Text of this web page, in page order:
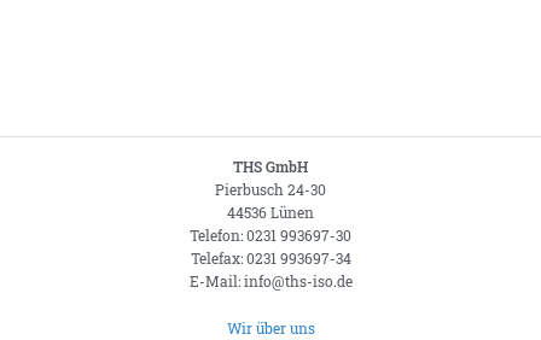
THS GmbH
Pierbusch 24-30
44536 Lünen
Telefon: 0231 993697-30
Telefax: 0231 993697-34
E-Mail: info@ths-iso.de
Wir über uns